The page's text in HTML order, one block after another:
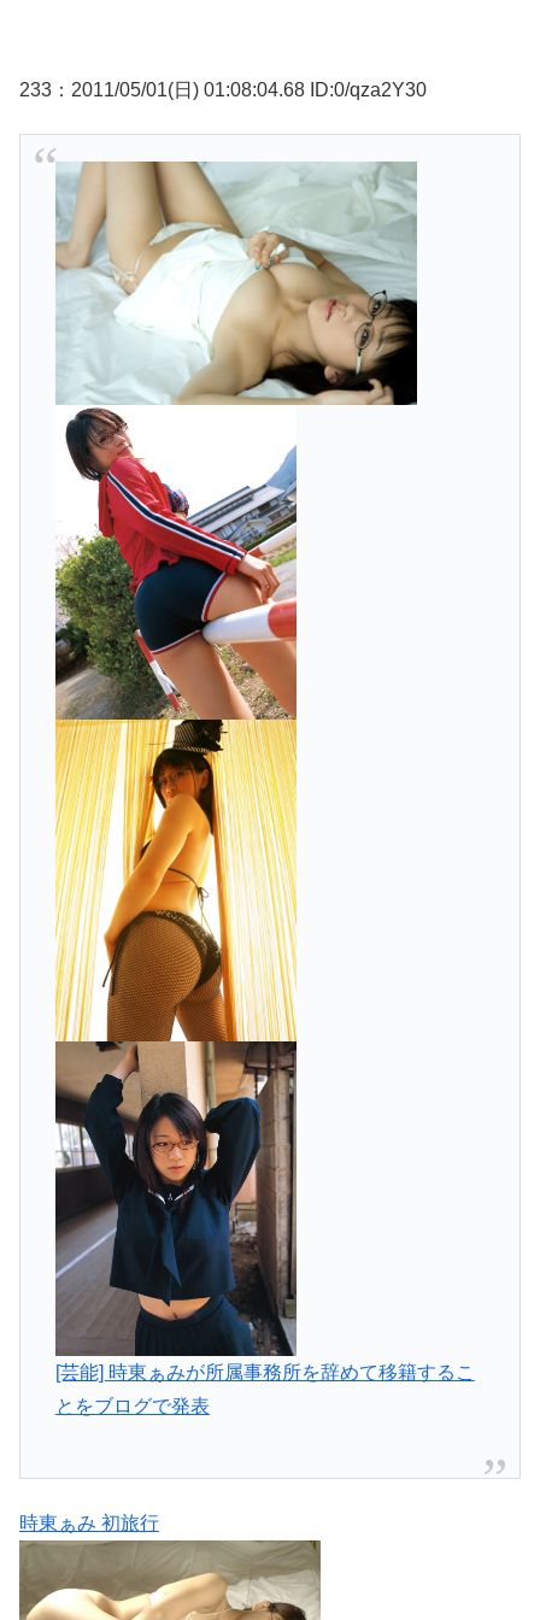
233：2011/05/01(日) 01:08:04.68 ID:0/qza2Y30
[芸能] 時東ぁみが所属事務所を辞めて移籍するこ
とをブログで発表
時東ぁみ 初旅行